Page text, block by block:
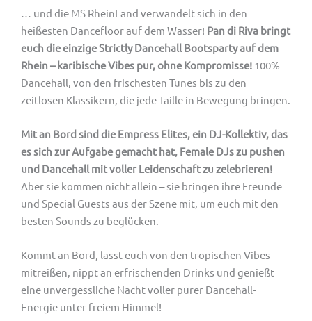
… und die MS RheinLand verwandelt sich in den
heißesten Dancefloor auf dem Wasser! Pan di Riva bringt
euch die einzige Strictly Dancehall Bootsparty auf dem
Rhein – karibische Vibes pur, ohne Kompromisse! 100%
Dancehall, von den frischesten Tunes bis zu den
zeitlosen Klassikern, die jede Taille in Bewegung bringen.
Mit an Bord sind die Empress Elites, ein DJ-Kollektiv, das
es sich zur Aufgabe gemacht hat, Female DJs zu pushen
und Dancehall mit voller Leidenschaft zu zelebrieren!
Aber sie kommen nicht allein – sie bringen ihre Freunde
und Special Guests aus der Szene mit, um euch mit den
besten Sounds zu beglücken.
Kommt an Bord, lasst euch von den tropischen Vibes
mitreißen, nippt an erfrischenden Drinks und genießt
eine unvergessliche Nacht voller purer Dancehall-
Energie unter freiem Himmel!